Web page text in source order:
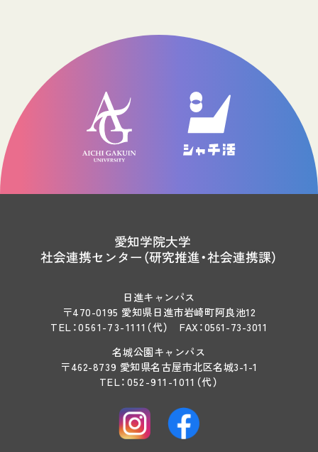
愛知学院大学
社会連携センター（研究推進・社会連携課）
日進キャンパス
〒470-0195 愛知県日進市岩崎町阿良池12
TEL：0561-73-1111 （代）
FAX：0561-73-3011
名城公園キャンパス
〒462-8739 愛知県名古屋市北区名城3-1-1
TEL：052-911-1011 （代）